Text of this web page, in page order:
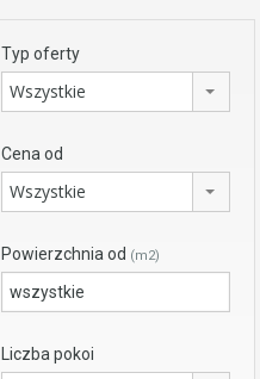
Typ oferty
Wszystkie
Cena od
Wszystkie
Powierzchnia od (m2)
Liczba pokoi